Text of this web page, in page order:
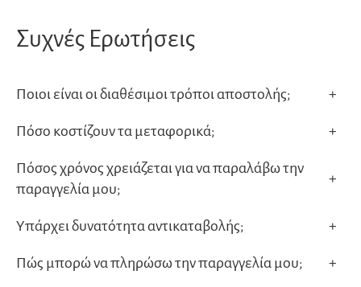
Συχνές Ερωτήσεις
Ποιοι είναι οι διαθέσιμοι τρόποι αποστολής; +
Πόσο κοστίζουν τα μεταφορικά; +
Πόσος χρόνος χρειάζεται για να παραλάβω την
παραγγελία μου;
+
Υπάρχει δυνατότητα αντικαταβολής; +
Πώς μπορώ να πληρώσω την παραγγελία μου; +